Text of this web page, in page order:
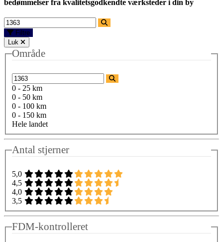
bedømmelser fra kvalitetsgodkendte værksteder i din by
Filtre
Luk
Område
0 - 25 km
0 - 50 km
0 - 100 km
0 - 150 km
Hele landet
Antal stjerner
5,0
4,5
4,0
3,5
FDM-kontrolleret